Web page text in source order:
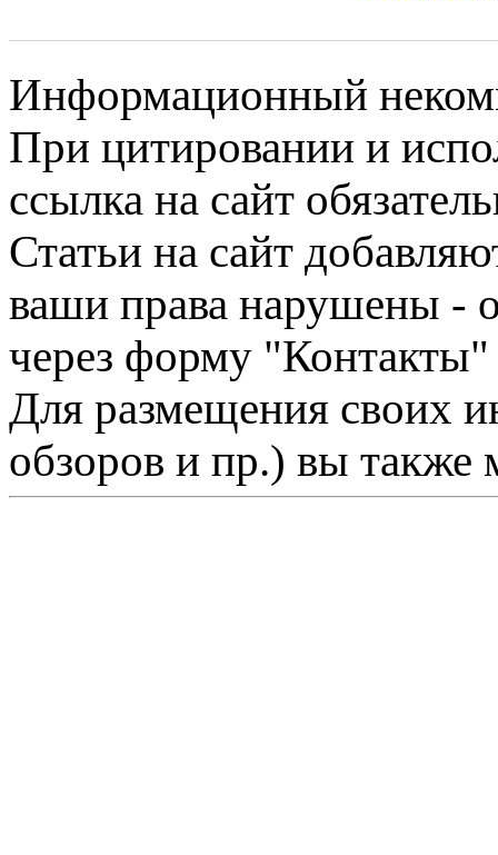
Информационный
При цитировании и
ссылка на сайт
Статьи на сайт
ваши права нарушены -
через форму "Контакты"
Для размещения своих
обзоров и пр.) вы также